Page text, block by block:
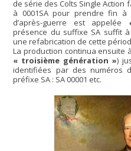
de série des Colts Single Action
à 0001SA pour prendre fin à
d’après-guerre est appelée
présence du suffixe SA suffit
une refabrication de cette
La production continua ensuite
« troisième génération »)
identifiées par des numéros
préfixe SA : SA 00001 etc.